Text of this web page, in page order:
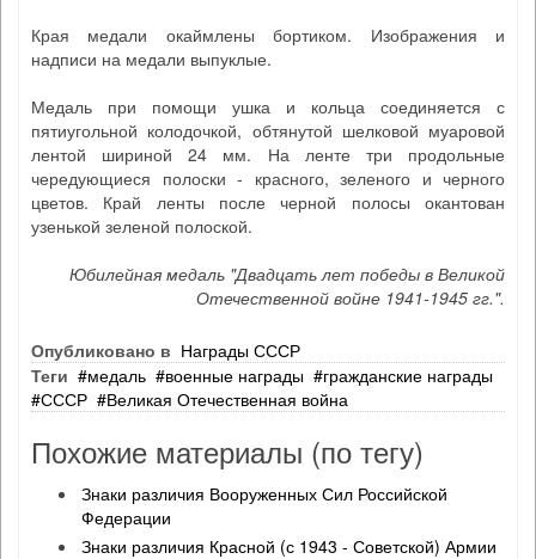
Края медали окаймлены бортиком. Изображения и
надписи на медали выпуклые.
Медаль при помощи ушка и кольца соединяется с
пятиугольной колодочкой, обтянутой шелковой муаровой
лентой шириной 24 мм. На ленте три продольные
чередующиеся полоски - красного, зеленого и черного
цветов. Край ленты после черной полосы окантован
узенькой зеленой полоской.
Юбилейная медаль "Двадцать лет победы в Великой
Отечественной войне 1941-1945 гг.".
Опубликовано в Награды СССР
Теги
медаль военные награды
гражданские награды
СССР
Великая Отечественная война
Похожие материалы (по тегу)
Знаки различия Вооруженных Сил Российской
Федерации
Знаки различия Красной (с 1943 - Советской) Армии